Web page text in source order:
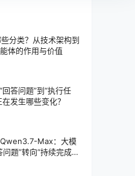
分类？从技术架构到
体的作用与价值
答问题”到“执行任
发生哪些变化？
Max：大模
题”转向“持续完成任